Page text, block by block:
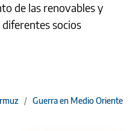
de las renovables y
socios
/ Guerra en Medio Oriente